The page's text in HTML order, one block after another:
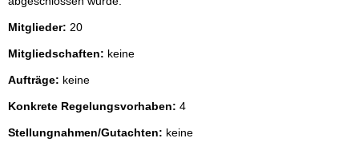
Mitglieder: 20
Mitgliedschaften: keine
Aufträge: keine
Konkrete Regelungsvorhaben: 4
Stellungnahmen/Gutachten: keine